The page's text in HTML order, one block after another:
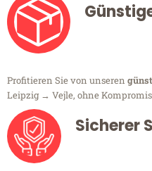
Profitieren Sie von unseren
Leipzig → Vejle, ohne
Sicherer